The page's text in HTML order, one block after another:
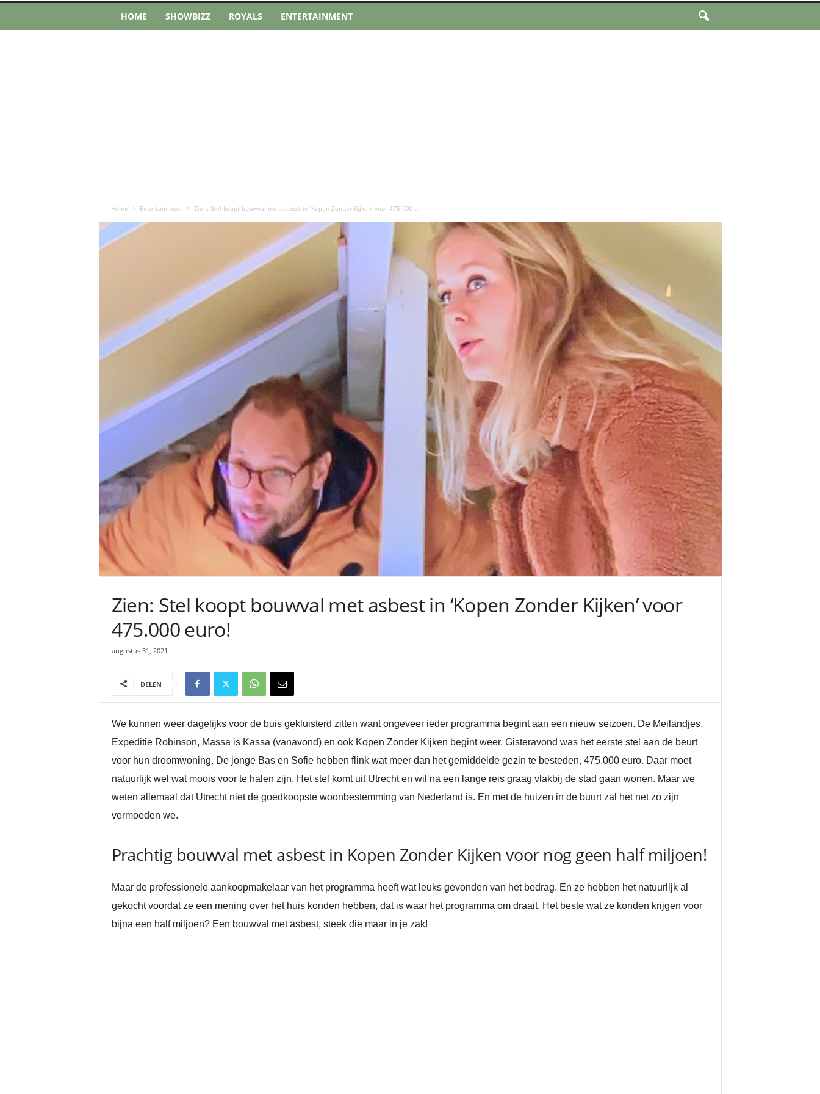
HOME SHOWBIZZ ROYALS ENTERTAINMENT
Home Entertainment Zien: Stel koopt bouwval met asbest in ‘Kopen Zonder Kijken’ voor 475.000...
Zien: Stel koopt bouwval met asbest in ‘Kopen Zonder Kijken’ voor
475.000 euro!
augustus 31, 2021
DELEN
We kunnen weer dagelijks voor de buis gekluisterd zitten want ongeveer ieder programma begint aan een nieuw seizoen. De Meilandjes,
Expeditie Robinson, Massa is Kassa (vanavond) en ook Kopen Zonder Kijken begint weer. Gisteravond was het eerste stel aan de beurt
voor hun droomwoning. De jonge Bas en Sofie hebben flink wat meer dan het gemiddelde gezin te besteden, 475.000 euro. Daar moet
natuurlijk wel wat moois voor te halen zijn. Het stel komt uit Utrecht en wil na een lange reis graag vlakbij de stad gaan wonen. Maar we
weten allemaal dat Utrecht niet de goedkoopste woonbestemming van Nederland is. En met de huizen in de buurt zal het net zo zijn
vermoeden we.
Prachtig bouwval met asbest in Kopen Zonder Kijken voor nog geen half miljoen!
Maar de professionele aankoopmakelaar van het programma heeft wat leuks gevonden van het bedrag. En ze hebben het natuurlijk al
gekocht voordat ze een mening over het huis konden hebben, dat is waar het programma om draait. Het beste wat ze konden krijgen voor
bijna een half miljoen? Een bouwval met asbest, steek die maar in je zak!